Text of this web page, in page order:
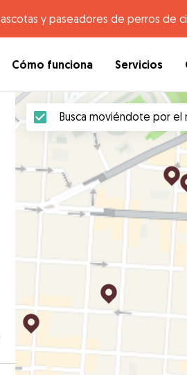
y paseadores de perros de
Cómo funciona Servicios
Busca moviéndote por el